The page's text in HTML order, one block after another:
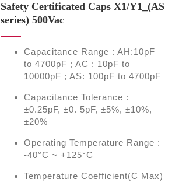
Safety Certificated Caps X1/Y1_(AS
series) 500Vac
Capacitance Range : AH:10pF
to 4700pF ; AC : 10pF to
10000pF ; AS: 100pF to 4700pF
Capacitance Tolerance :
±0.25pF, ±0. 5pF, ±5%, ±10%,
±20%
Operating Temperature Range :
-40°C ~ +125°C
Temperature Coefficient(C Max)